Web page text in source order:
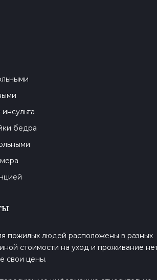
бедра
пожилых людей расположены в разных
стоимости на уход и проживание
свои цены.